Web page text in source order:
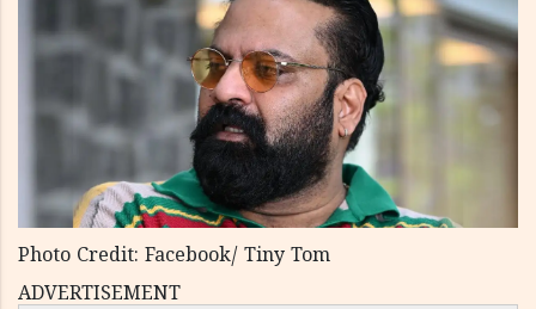
Photo Credit: Facebook/ Tiny Tom
ADVERTISEMENT